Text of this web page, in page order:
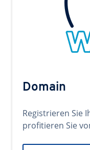
Domain
Registrieren Sie
profitieren Sie